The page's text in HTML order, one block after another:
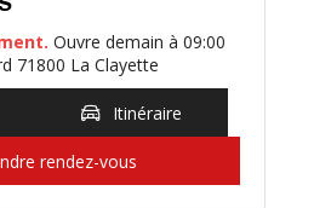
Ouvre demain à 09:00
71800 La Clayette
Itinéraire
rendez-vous